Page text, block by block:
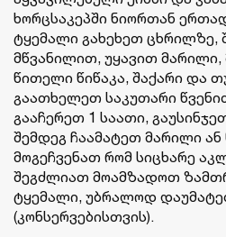
ხორცსაკეპში ნიორთან
ტყემალი გახეხეთ ცხრილზე,
მწვანილით, უყავით
წითელი წიწაკა, შაქარი და
გაათხელეთ საკუთარი
გააჩერეთ 1 საათი,
შემდეგ ჩაამატეთ მარილი ან
მოგეჩვენათ რომ სიცხარე
შეგძლიათ მოამზადოთ
ტყემალი, უბრალოდ
(კონსერვებისთვის).